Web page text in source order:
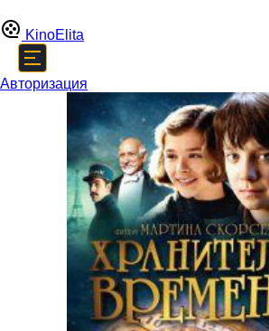
KinoElita
Авторизация